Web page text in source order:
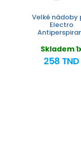
Velké nádoby
Electro
Skladem
258 TND